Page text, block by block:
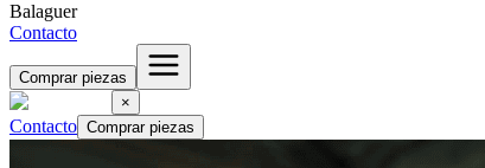
Balaguer
Contacto
Comprar piezas
×
Contacto Comprar piezas